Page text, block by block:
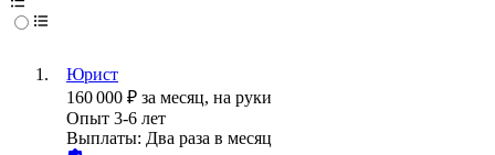
Юрист
160 000 ₽ за месяц, на руки
Опыт 3-6 лет
Выплаты: Два раза в месяц